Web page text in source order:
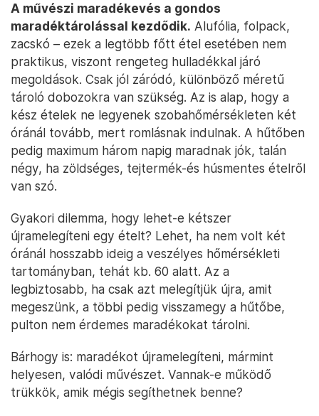
A művészi maradékevés a gondos
maradéktárolással kezdődik. Alufólia, folpack,
zacskó – ezek a legtöbb főtt étel esetében nem
praktikus, viszont rengeteg hulladékkal járó
megoldások. Csak jól záródó, különböző méretű
tároló dobozokra van szükség. Az is alap, hogy a
kész ételek ne legyenek szobahőmérsékleten két
óránál tovább, mert romlásnak indulnak. A hűtőben
pedig maximum három napig maradnak jók, talán
négy, ha zöldséges, tejtermék-és húsmentes ételről
van szó.
Gyakori dilemma, hogy lehet-e kétszer
újramelegíteni egy ételt? Lehet, ha nem volt két
óránál hosszabb ideig a veszélyes hőmérsékleti
tartományban, tehát kb. 60 alatt. Az a
legbiztosabb, ha csak azt melegítjük újra, amit
megeszünk, a többi pedig visszamegy a hűtőbe,
pulton nem érdemes maradékokat tárolni.
Bárhogy is: maradékot újramelegíteni, mármint
helyesen, valódi művészet. Vannak-e működő
trükkök, amik mégis segíthetnek benne?